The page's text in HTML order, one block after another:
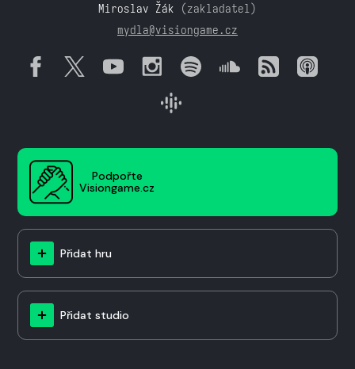
Miroslav Žák (zakladatel)
mydla@visiongame.cz
Podpořte
Visiongame.cz
Přidat hru
Přidat studio